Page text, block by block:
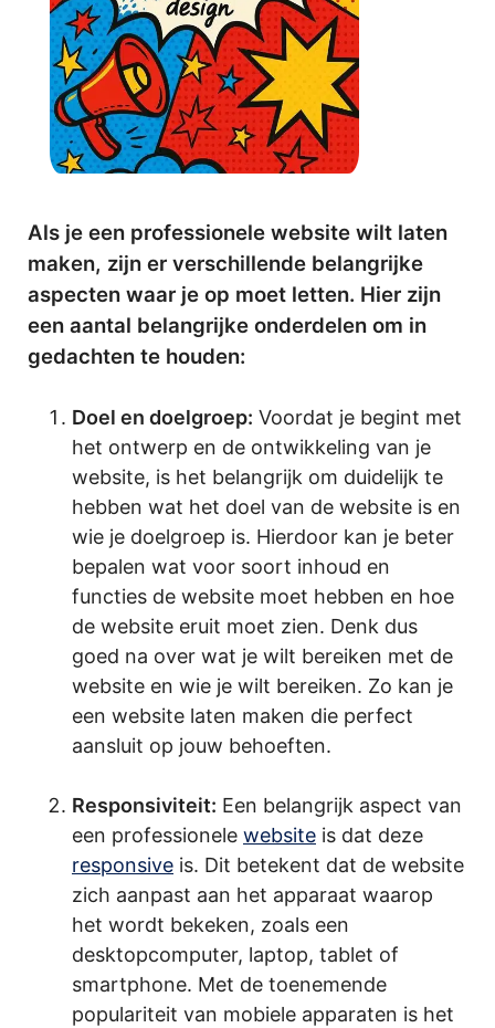
Als je een professionele website wilt laten
maken, zijn er verschillende belangrijke
aspecten waar je op moet letten. Hier zijn
een aantal belangrijke onderdelen om in
gedachten te houden:
Doel en doelgroep: Voordat je begint met
het ontwerp en de ontwikkeling van je
website, is het belangrijk om duidelijk te
hebben wat het doel van de website is en
wie je doelgroep is. Hierdoor kan je beter
bepalen wat voor soort inhoud en
functies de website moet hebben en hoe
de website eruit moet zien. Denk dus
goed na over wat je wilt bereiken met de
website en wie je wilt bereiken. Zo kan je
een website laten maken die perfect
aansluit op jouw behoeften.
Responsiviteit: Een belangrijk aspect van
een professionele website is dat deze
responsive is. Dit betekent dat de website
zich aanpast aan het apparaat waarop
het wordt bekeken, zoals een
desktopcomputer, laptop, tablet of
smartphone. Met de toenemende
populariteit van mobiele apparaten is het